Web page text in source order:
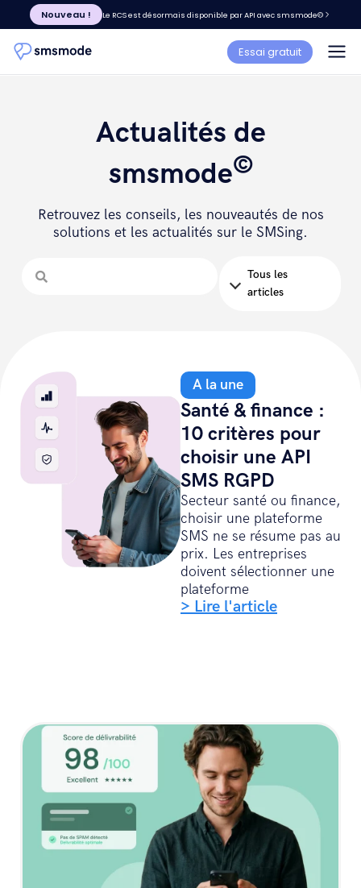
Nouveau ! Le RCS est désormais disponible par API avec smsmode©
Essai gratuit
Actualités de
smsmode©
Retrouvez les conseils, les nouveautés de nos
solutions et les actualités sur le SMSing.
Tous les
articles
A la une
Santé & finance :
10 critères pour
choisir une API
SMS RGPD
Secteur santé ou finance,
choisir une plateforme
SMS ne se résume pas au
prix. Les entreprises
doivent sélectionner une
plateforme
> Lire l'article